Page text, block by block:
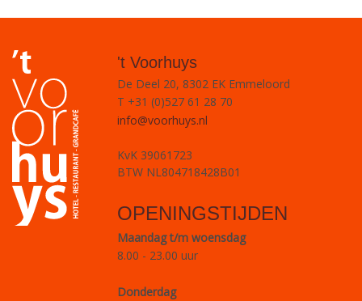
't Voorhuys
De Deel 20, 8302 EK Emmeloord
T +31 (0)527 61 28 70
info@voorhuys.nl
KvK 39061723
BTW NL804718428B01
OPENINGSTIJDEN
Maandag t/m woensdag
8.00 - 23.00 uur
Donderdag